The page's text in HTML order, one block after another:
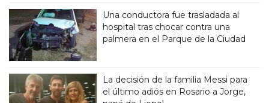
Una conductora fue trasladada al
hospital tras chocar contra una
palmera en el Parque de la Ciudad
La decisión de la familia Messi para
el último adiós en Rosario a Jorge,